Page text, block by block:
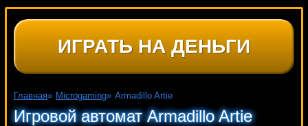
ИГРАТЬ НА ДЕНЬГИ
Главная» Microgaming» Armadillo Artie
Игровой автомат Armadillo Artie